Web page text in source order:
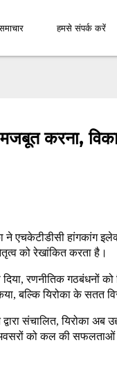
हमसे संपर्क करें
करना,
ने एचकेटीडीसी हांगकांग
को रेखांकित करता है।
दिया, रणनीतिक गठबंधनों
बल्कि यिरोका के सतत
संचालित, यिरोका अब
को कल की सफलताओं